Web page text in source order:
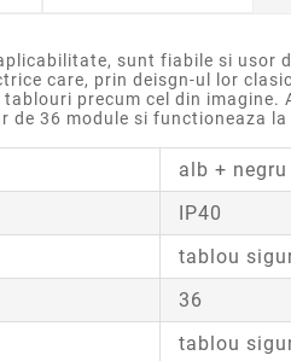
sunt fiabile si
care, prin deisgn-ul lor
precum cel din
de 36 module si functioneaza
alb + negru
IP40
tablou
36
tablou